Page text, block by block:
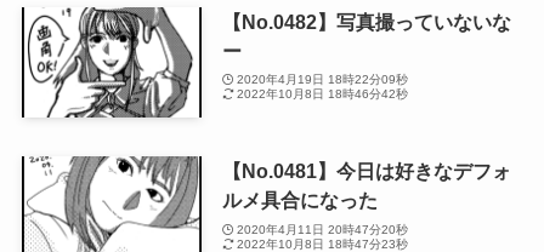
【No.0482】写真撮っていないな
ー
2020年4月19日 18時22分09秒
2022年10月8日 18時46分42秒
【No.0481】今日は好きなデフォ
ルメ具合になった
2020年4月11日 20時47分20秒
2022年10月8日 18時47分23秒